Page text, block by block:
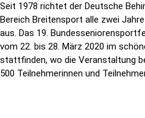
Seit 1978 richtet der Deutsche
Bereich Breitensport alle zwei
aus. Das 19.
vom 22. bis 28. März 2020 im
stattfinden, wo die Veranstaltung
500 Teilnehmerinnen und